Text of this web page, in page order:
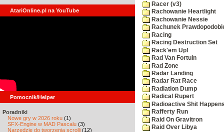
AtariOnline.pl na YouTube
Pomocnik/Helper
Poradniki
Nowe gry w 2026 roku (1)
SFX-Engine w MAD Pascalu (3)
Narzędzie do tworzenia scrolli (12)
Racer (v3)
Rachowanie Heartlight
Rachowanie Nessie
Rachunek
Racing
Racing Destruction Set
Rack'em Up!
Rad Van Fortuin
Rad Zone
Radar Landing
Radar Rat Race
Radiation Dump
Radical Rupert
Radioactive Shit
Rafferty Run
Raid On Gravitron
Raid Over Libya